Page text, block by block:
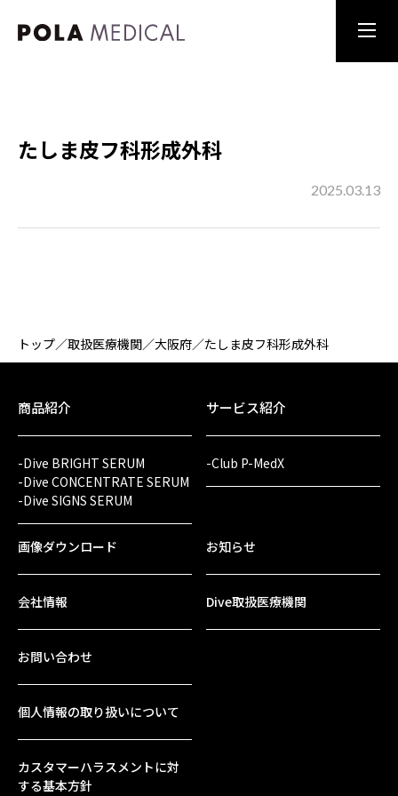
たしま皮フ科形成外科
2025.03.13
トップ／取扱医療機関／大阪府／たしま皮フ科形成外科
商品紹介
-Dive BRIGHT SERUM
-Dive CONCENTRATE SERUM
-Dive SIGNS SERUM
サービス紹介
-Club P-MedX
画像ダウンロード
会社情報
お知らせ
Dive取扱医療機関
お問い合わせ
個人情報の取り扱いについて
カスタマーハラスメントに対
する基本方針